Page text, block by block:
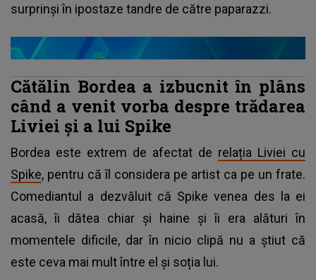
surprinși în ipostaze tandre de către paparazzi.
Cătălin Bordea a izbucnit în plâns
când a venit vorba despre trădarea
Liviei și a lui Spike
Bordea este extrem de afectat de relația Liviei cu
Spike, pentru că îl considera pe artist ca pe un frate.
Comediantul a dezvăluit că Spike venea des la ei
acasă, îi dătea chiar și haine și îi era alături în
momentele dificile, dar în nicio clipă nu a știut că
este ceva mai mult între el și soția lui.